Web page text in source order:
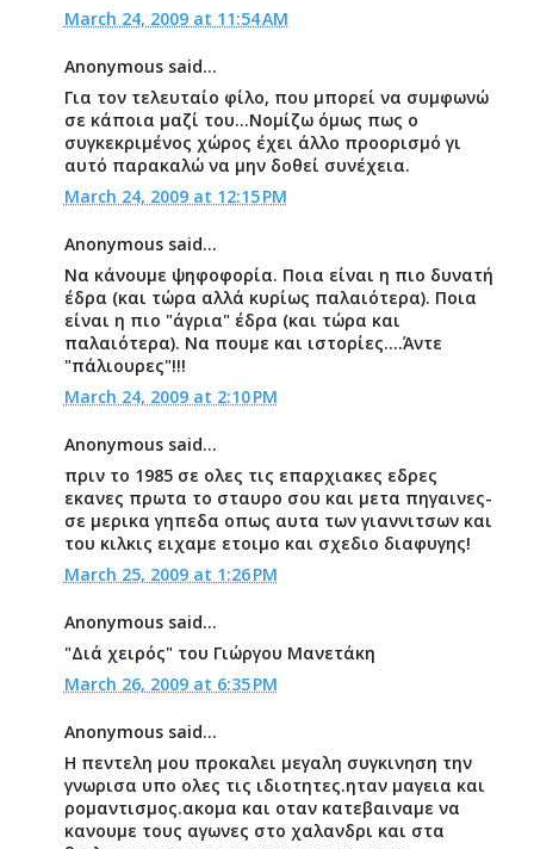
March 24, 2009 at 11:54 AM
Anonymous said...
Για τον τελευταίο φίλο, που μπορεί να συμφωνώ
σε κάποια μαζί του...Νομίζω όμως πως ο
συγκεκριμένος χώρος έχει άλλο προορισμό γι
αυτό παρακαλώ να μην δοθεί συνέχεια.
March 24, 2009 at 12:15 PM
Anonymous said...
Να κάνουμε ψηφοφορία. Ποια είναι η πιο δυνατή
έδρα (και τώρα αλλά κυρίως παλαιότερα). Ποια
είναι η πιο "άγρια" έδρα (και τώρα και
παλαιότερα). Να πουμε και ιστορίες....Άντε
"πάλιουρες"!!!
March 24, 2009 at 2:10 PM
Anonymous said...
πριν το 1985 σε ολες τις επαρχιακες εδρες
εκανες πρωτα το σταυρο σου και μετα πηγαινες-
σε μερικα γηπεδα οπως αυτα των γιαννιτσων και
του κιλκις ειχαμε ετοιμο και σχεδιο διαφυγης!
March 25, 2009 at 1:26 PM
Anonymous said...
"Διά χειρός" του Γιώργου Μανετάκη
March 26, 2009 at 6:35 PM
Anonymous said...
Η πεντελη μου προκαλει μεγαλη συγκινηση την
γνωρισα υπο ολες τις ιδιοτητες.ηταν μαγεια και
ρομαντισμος.ακομα και οταν κατεβαιναμε να
κανουμε τους αγωνες στο χαλανδρι και στα